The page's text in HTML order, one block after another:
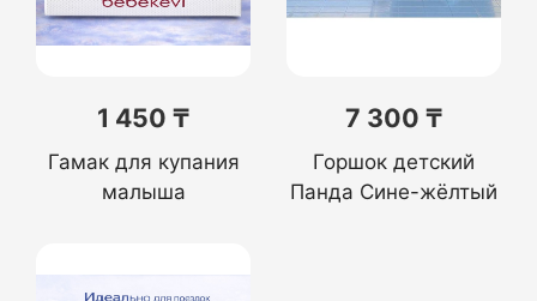
1 450 ₸
Гамак для купания
малыша
7 300 ₸
Горшок детский
Панда Сине-жёлтый